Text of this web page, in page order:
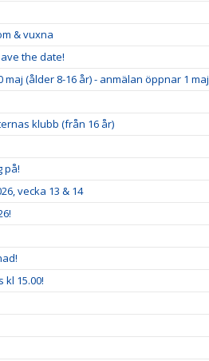
& vuxna
the date!
(ålder 8-16 år) - anmälan öppnar 1 maj
klubb (från 16 år)
på!
vecka 13 & 14
15.00!